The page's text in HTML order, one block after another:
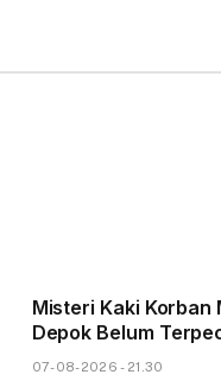
Misteri Kaki Korban
Depok Belum
07-08-2026 - 21.30